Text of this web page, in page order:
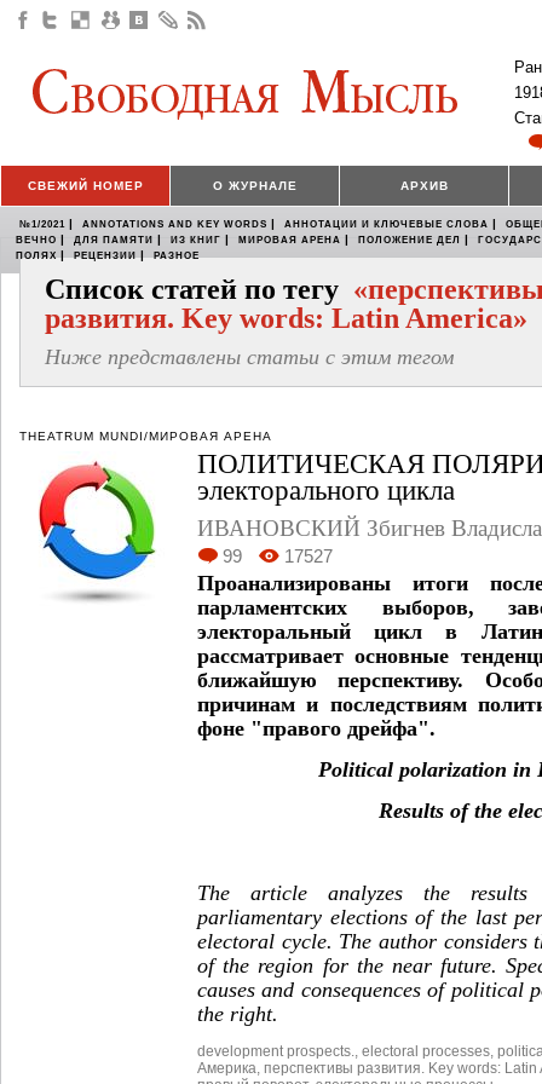
СВЕЖИЙ НОМЕР О ЖУРНАЛЕ АРХИВ
№1/2021 | ANNOTATIONS AND KEY WORDS | АННОТАЦИИ И КЛЮЧЕВЫЕ СЛОВА |
ВЕЧНО | ДЛЯ ПАМЯТИ | ИЗ КНИГ | МИРОВАЯ АРЕНА | ПОЛОЖЕНИЕ ДЕЛ |
ПОЛЯХ | РЕЦЕНЗИИ | РАЗНОЕ
Список статей по тегу
развития. Key words: Latin America»
Ниже представлены статьи с этим тегом
THEATRUM MUNDI/МИРОВАЯ АРЕНА
ПОЛИТИЧЕСКАЯ
электорального цикла
ИВАНОВСКИЙ Збигнев
99 17527
Проанализированы итоги
парламентских выборов,
электоральный цикл в
рассматривает основные
ближайшую перспективу.
причинам и последствиям
фоне "правого дрейфа".
Political polarization in
Results of the
The article analyzes the
parliamentary elections of the last
electoral cycle. The author considers
of the region for the near future.
causes and consequences of political
the right.
development prospects. electoral processes
Америка перспективы развития. Key words: Latin